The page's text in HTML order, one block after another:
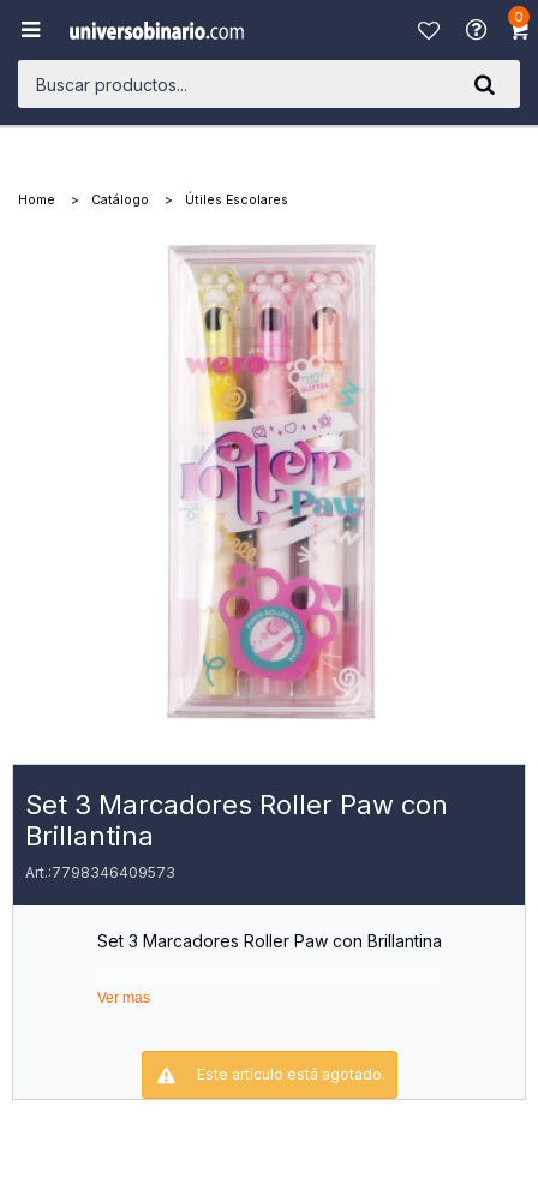
0

Home Catálogo Útiles Escolares
Set 3 Marcadores Roller Paw con
Brillantina
7798346409573
Set 3 Marcadores Roller Paw con Brillantina
Ver mas
Este artículo está agotado.